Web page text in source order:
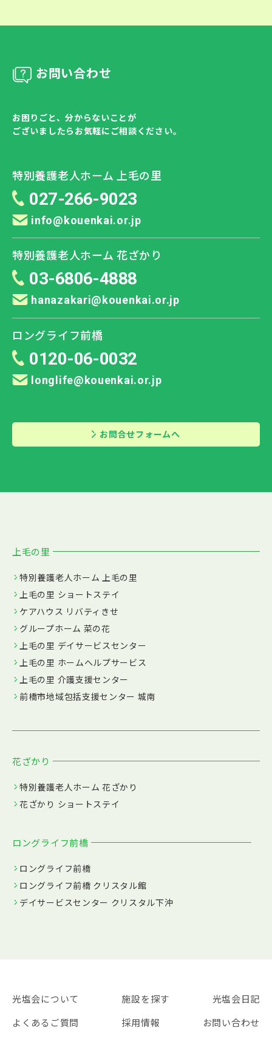
お問い合わせ
お困りごと、分からないことが
ございましたらお気軽にご相談ください。
特別養護老人ホーム 上毛の里
027-266-9023
info@kouenkai.or.jp
特別養護老人ホーム 花ざかり
03-6806-4888
hanazakari@kouenkai.or.jp
ロングライフ前橋
0120-06-0032
longlife@kouenkai.or.jp
お問合せフォームへ
上毛の里
特別養護老人ホーム 上毛の里
上毛の里 ショートステイ
ケアハウス リバティきせ
グループホーム 菜の花
上毛の里 デイサービスセンター
上毛の里 ホームヘルプサービス
上毛の里 介護支援センター
前橋市地域包括支援センター 城南
花ざかり
特別養護老人ホーム 花ざかり
花ざかり ショートステイ
ロングライフ前橋
ロングライフ前橋
ロングライフ前橋 クリスタル館
デイサービスセンター クリスタル下沖
光塩会について 施設を探す
光塩会日記
よくあるご質問
採用情報 お問い合わせ